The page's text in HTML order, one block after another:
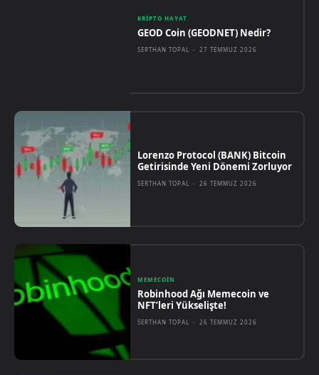
KRIPTO HAYAT
GEOD Coin (GEODNET) Nedir?
SERTHAN TOPAL - 27 TEMMUZ 2026
Lorenzo Protocol (BANK) Bitcoin
Getirisinde Yeni Dönemi Zorluyor
SERTHAN TOPAL - 26 TEMMUZ 2026
MEMECOIN
Robinhood Ağı Memecoin ve
NFT’leri Yükselişte!
SERTHAN TOPAL - 26 TEMMUZ 2026